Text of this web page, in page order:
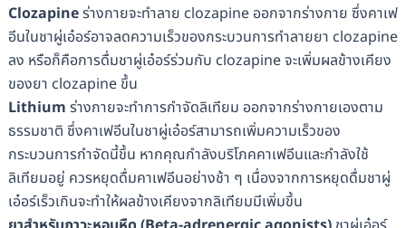
Clozapineร่างกายจะทำลาย clozapine ออกจากร่างกาย ซึ่งคาเฟ
อีนในชาผู่เอ๋อร์อาจลดความเร็วของกระบวนการทำลายยา clozapine
ลง หรือก็คือการดื่มชาผู่เอ๋อร์ร่วมกับ clozapine จะเพิ่มผลข้างเคียง
ของยา clozapine ขึ้น
Lithium ร่างกายจะทำการกำจัดลิเทียม ออกจากร่างกายเองตาม
ธรรมชาติ ซึ่งคาเฟอีนในชาผู่เอ๋อร์สามารถเพิ่มความเร็วของ
กระบวนการกำจัดนี้ขึ้น หากคุณกำลังบริโภคคาเฟอีนและกำลังใช้
ลิเทียมอยู่ ควรหยุดดื่มคาเฟอีนอย่างช้า ๆ เนื่องจากการหยุดดื่มชาผู่
เอ๋อร์เร็วเกินจะทำให้ผลข้างเคียงจากลิเทียมมีเพิ่มขึ้น